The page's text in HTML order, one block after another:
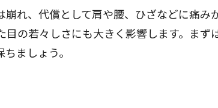
崩れ、代償として肩や腰、ひざなどに痛み
目の若々しさにも大きく影響します。まず
ましょう。